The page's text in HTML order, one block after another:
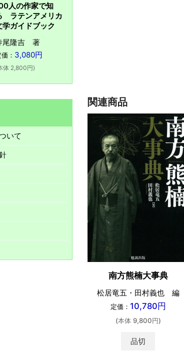
関連商品
南方熊楠大事典
松居竜五・田村義也 編
定価： 10,780円
(本体 9,800円)
品切
人の作家で知
ラテンアメリカ
学ガイドブック
尾隆吉 著
： 3,080円
体 2,800円)
いて